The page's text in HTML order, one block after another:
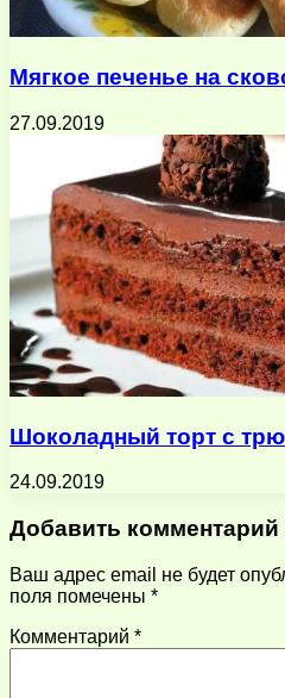
Мягкое печенье на
27.09.2019
Шоколадный торт с
24.09.2019
Добавить комментарий
Ваш адрес email не будет
поля помечены *
Комментарий *